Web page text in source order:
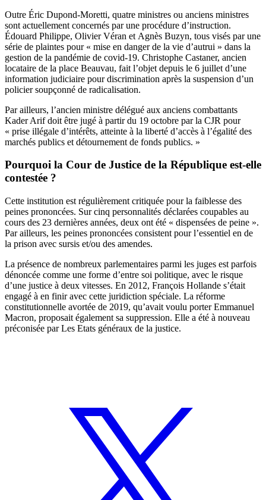
Outre Éric Dupond-Moretti, quatre ministres ou anciens ministres
sont actuellement concernés par une procédure d’instruction.
Édouard Philippe, Olivier Véran et Agnès Buzyn, tous visés par une
série de plaintes pour « mise en danger de la vie d’autrui » dans la
gestion de la pandémie de covid-19. Christophe Castaner, ancien
locataire de la place Beauvau, fait l’objet depuis le 6 juillet d’une
information judiciaire pour discrimination après la suspension d’un
policier soupçonné de radicalisation.
Par ailleurs, l’ancien ministre délégué aux anciens combattants
Kader Arif doit être jugé à partir du 19 octobre par la CJR pour
« prise illégale d’intérêts, atteinte à la liberté d’accès à l’égalité des
marchés publics et détournement de fonds publics. »
Pourquoi la Cour de Justice de la République est-elle
contestée ?
Cette institution est régulièrement critiquée pour la faiblesse des
peines prononcées. Sur cinq personnalités déclarées coupables au
cours des 23 dernières années, deux ont été « dispensées de peine ».
Par ailleurs, les peines prononcées consistent pour l’essentiel en de
la prison avec sursis et/ou des amendes.
La présence de nombreux parlementaires parmi les juges est parfois
dénoncée comme une forme d’entre soi politique, avec le risque
d’une justice à deux vitesses. En 2012, François Hollande s’était
engagé à en finir avec cette juridiction spéciale. La réforme
constitutionnelle avortée de 2019, qu’avait voulu porter Emmanuel
Macron, proposait également sa suppression. Elle a été à nouveau
préconisée par Les Etats généraux de la justice.